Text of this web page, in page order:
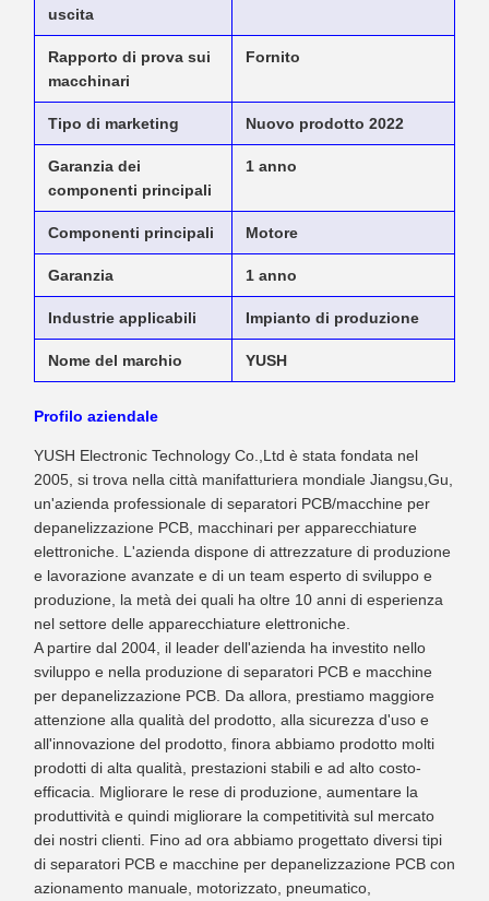
uscita
Rapporto di prova sui
macchinari
Fornito
Tipo di marketing Nuovo prodotto 2022
Garanzia dei
componenti principali
1 anno
Componenti principali Motore
Garanzia 1 anno
Industrie applicabili Impianto di produzione
Nome del marchio YUSH
Profilo aziendale
YUSH Electronic Technology Co.,Ltd è stata fondata nel
2005, si trova nella città manifatturiera mondiale Jiangsu,Gu,
un'azienda professionale di separatori PCB/macchine per
depanelizzazione PCB, macchinari per apparecchiature
elettroniche. L'azienda dispone di attrezzature di produzione
e lavorazione avanzate e di un team esperto di sviluppo e
produzione, la metà dei quali ha oltre 10 anni di esperienza
nel settore delle apparecchiature elettroniche.
A partire dal 2004, il leader dell'azienda ha investito nello
sviluppo e nella produzione di separatori PCB e macchine
per depanelizzazione PCB. Da allora, prestiamo maggiore
attenzione alla qualità del prodotto, alla sicurezza d'uso e
all'innovazione del prodotto, finora abbiamo prodotto molti
prodotti di alta qualità, prestazioni stabili e ad alto costo-
efficacia. Migliorare le rese di produzione, aumentare la
produttività e quindi migliorare la competitività sul mercato
dei nostri clienti. Fino ad ora abbiamo progettato diversi tipi
di separatori PCB e macchine per depanelizzazione PCB con
azionamento manuale, motorizzato, pneumatico,